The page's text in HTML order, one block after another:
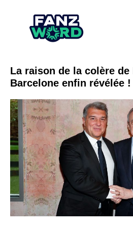
La raison de la colère de
Barcelone enfin révélée !